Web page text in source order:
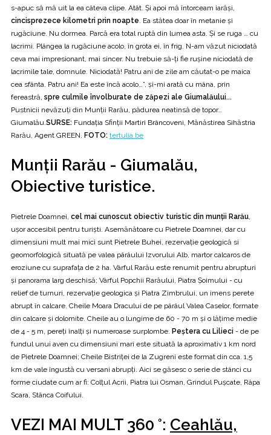
s-apuc să mă uit la ea câteva clipe. Atât. Şi apoi mă întorceam iarăşi,
cincisprezece kilometri prin noapte . Ea stătea doar în metanie şi
rugăciune. Nu dormea. Parcă era total ruptă din lumea asta. Şi se ruga … cu
lacrimi. Plângea la rugăciune acolo, în grota ei, în frig. N-am văzut niciodată
ceva mai impresionant, mai sincer. Nu trebuie să-ţi fie ruşine niciodată de
lacrimile tale, domnule. Niciodată! Patru ani de zile am căutat-o pe maica
cea sfânta. Patru ani! Ea este încă acolo…”, şi-mi arată cu mâna, prin
fereastră, spre culmile învolburate de zăpezi ale Giumalăului...
Pustnicii nevăzuţi din Munţii Rarău, pădurea neatinsă de topor…
Giumalău. SURSE: Fundația Sfinții Martiri Brâncoveni, Mănăstirea Sihăstria
Rarău, Agent GREEN. FOTO: tertulia.be
Munții Rarău - Giumalău,
Obiective turistice.
Pietrele Doamnei, cel mai cunoscut obiectiv turistic din munții Rarău,
ușor accesibil pentru turiști. Asemănătoare cu Pietrele Doamnei, dar cu
dimensiuni mult mai mici sunt Pietrele Buhei, rezervație geologică si
geomorfologică situată pe valea pârâului Izvorului Alb, martor calcaros de
eroziune cu suprafața de 2 ha. Vârful Rarău este renumit pentru abrupturi
și panorama larg deschisă; Vârful Popchii Rarăului, Piatra Șoimului - cu
relief de turnuri, rezervație geologica și Piatra Zimbrului, un imens perete
abrupt în calcare. Cheile Moara Dracului de pe pârâul Valea Caselor, formate
din calcare și dolomite. Cheile au o lungime de 60 - 70 m și o lățime medie
de 4 - 5 m, pereți înalți și numeroase surplombe. Peștera cu Lilieci - de pe
fundul unui aven cu dimensiuni mari este situată la aproximativ 1 km nord
de Pietrele Doamnei; Cheile Bistriței de la Zugreni este format din cca. 1,5
km de vale îngustă cu versani abrupți. Aici se găsesc o serie de stânci cu
forme ciudate cum ar fi: Colțul Acrii, Piatra lui Osman, Grindul Pușcate, Râpa
Scara, Stânca Coifului.
VEZI MAI MULT 360 °: Ceahlău,